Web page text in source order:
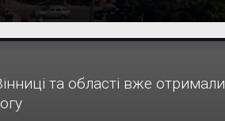
та області вже отримали